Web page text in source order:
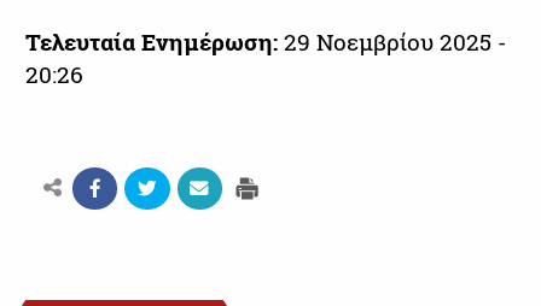
Τελευταία Ενημέρωση:29 Νοεμβρίου 2025 -
20:26